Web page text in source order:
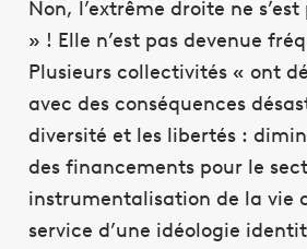
Non, l’extrême droite ne
» ! Elle n’est pas devenue
Plusieurs collectivités « ont
avec des conséquences
diversité et les libertés :
des financements pour le
instrumentalisation de la vie
service d’une idéologie